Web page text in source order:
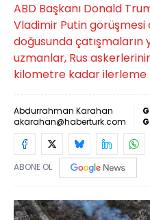
ABD Başkanı Donald
Vladimir Putin görüşmesi
doğusunda çatışmaların
uzmanlar, Rus
kilometre kadar ilerleme
Abdurrahman Karahan
akarahan@haberturk.com
ABONE OL